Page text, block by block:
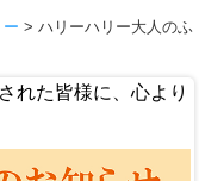
> ハリーハリー大人のふ
れた皆様に、心より